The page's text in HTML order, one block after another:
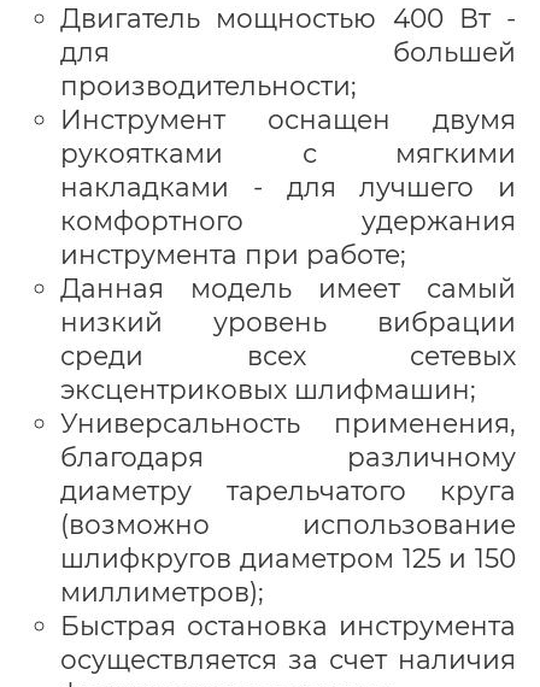
Двигатель мощностью 400 Вт -
для большей
производительности;
Инструмент оснащен двумя
рукоятками с мягкими
накладками - для лучшего и
комфортного удержания
инструмента при работе;
Данная модель имеет самый
низкий уровень вибрации
среди всех сетевых
эксцентриковых шлифмашин;
Универсальность применения,
благодаря различному
диаметру тарельчатого круга
(возможно использование
шлифкругов диаметром 125 и 150
миллиметров);
Быстрая остановка инструмента
осуществляется за счет наличия